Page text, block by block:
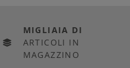
MIGLIAIA DI
ARTICOLI IN
MAGAZZINO